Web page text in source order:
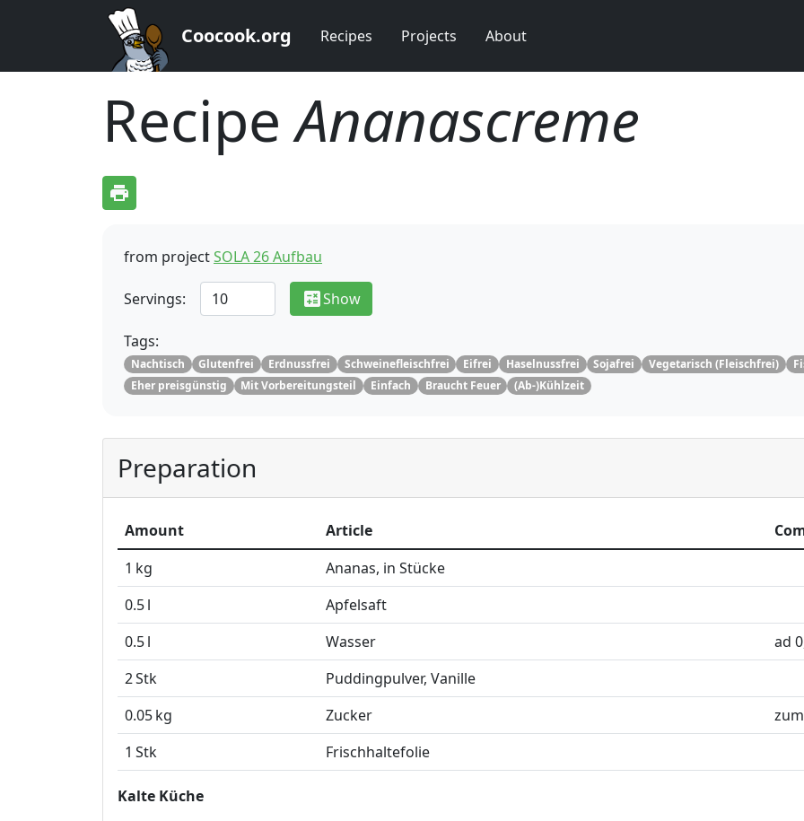
Coocook.org Recipes Projects About
RecipeAnanascreme
print
from projectSOLA 26 Aufbau
Servings: calculateShow
Tags:
Nachtisch Glutenfrei Erdnussfrei Schweinefleischfrei Eifrei Haselnussfrei Sojafrei Vegetarisch (Fleischfrei)
Eher preisgünstig
Mit Vorbereitungsteil Einfach Braucht Feuer (Ab-)Kühlzeit
Preparation
Amount Article
1 kg
Ananas, in Stücke
0.5l
Apfelsaft
0.5l Wasser
ad
2Stk
Puddingpulver, Vanille
0.05kg Zucker
1 Stk Frischhaltefolie
Kalte Küche